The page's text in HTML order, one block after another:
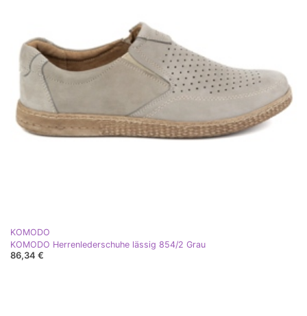
KOMODO
KOMODO Herrenlederschuhe lässig 854/2 Grau
86,34 €